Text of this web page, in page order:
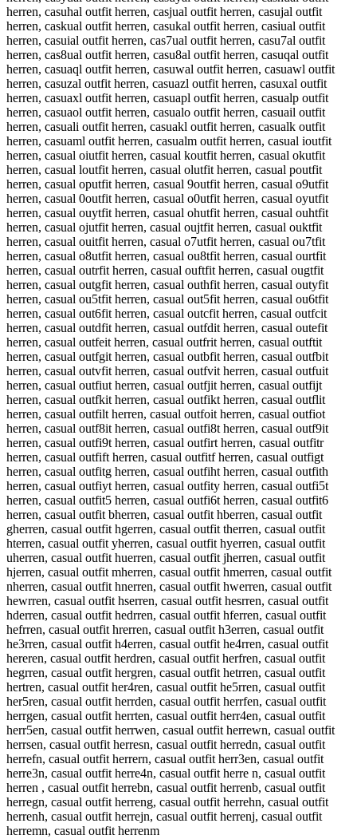
herren, casuhal outfit herren, casjual outfit herren, casujal outfit
herren, caskual outfit herren, casukal outfit herren, casiual outfit
herren, casuial outfit herren, cas7ual outfit herren, casu7al outfit
herren, cas8ual outfit herren, casu8al outfit herren, casuqal outfit
herren, casuaql outfit herren, casuwal outfit herren, casuawl outfit
herren, casuzal outfit herren, casuazl outfit herren, casuxal outfit
herren, casuaxl outfit herren, casuapl outfit herren, casualp outfit
herren, casuaol outfit herren, casualo outfit herren, casuail outfit
herren, casuali outfit herren, casuakl outfit herren, casualk outfit
herren, casuaml outfit herren, casualm outfit herren, casual ioutfit
herren, casual oiutfit herren, casual koutfit herren, casual okutfit
herren, casual loutfit herren, casual olutfit herren, casual poutfit
herren, casual oputfit herren, casual 9outfit herren, casual o9utfit
herren, casual 0outfit herren, casual o0utfit herren, casual oyutfit
herren, casual ouytfit herren, casual ohutfit herren, casual ouhtfit
herren, casual ojutfit herren, casual oujtfit herren, casual ouktfit
herren, casual ouitfit herren, casual o7utfit herren, casual ou7tfit
herren, casual o8utfit herren, casual ou8tfit herren, casual ourtfit
herren, casual outrfit herren, casual ouftfit herren, casual ougtfit
herren, casual outgfit herren, casual outhfit herren, casual outyfit
herren, casual ou5tfit herren, casual out5fit herren, casual ou6tfit
herren, casual out6fit herren, casual outcfit herren, casual outfcit
herren, casual outdfit herren, casual outfdit herren, casual outefit
herren, casual outfeit herren, casual outfrit herren, casual outftit
herren, casual outfgit herren, casual outbfit herren, casual outfbit
herren, casual outvfit herren, casual outfvit herren, casual outfuit
herren, casual outfiut herren, casual outfjit herren, casual outfijt
herren, casual outfkit herren, casual outfikt herren, casual outflit
herren, casual outfilt herren, casual outfoit herren, casual outfiot
herren, casual outf8it herren, casual outfi8t herren, casual outf9it
herren, casual outfi9t herren, casual outfirt herren, casual outfitr
herren, casual outfift herren, casual outfitf herren, casual outfigt
herren, casual outfitg herren, casual outfiht herren, casual outfith
herren, casual outfiyt herren, casual outfity herren, casual outfi5t
herren, casual outfit5 herren, casual outfi6t herren, casual outfit6
herren, casual outfit bherren, casual outfit hberren, casual outfit
gherren, casual outfit hgerren, casual outfit therren, casual outfit
hterren, casual outfit yherren, casual outfit hyerren, casual outfit
uherren, casual outfit huerren, casual outfit jherren, casual outfit
hjerren, casual outfit mherren, casual outfit hmerren, casual outfit
nherren, casual outfit hnerren, casual outfit hwerren, casual outfit
hewrren, casual outfit hserren, casual outfit hesrren, casual outfit
hderren, casual outfit hedrren, casual outfit hferren, casual outfit
hefrren, casual outfit hrerren, casual outfit h3erren, casual outfit
he3rren, casual outfit h4erren, casual outfit he4rren, casual outfit
hereren, casual outfit herdren, casual outfit herfren, casual outfit
hegrren, casual outfit hergren, casual outfit hetrren, casual outfit
hertren, casual outfit her4ren, casual outfit he5rren, casual outfit
her5ren, casual outfit herrden, casual outfit herrfen, casual outfit
herrgen, casual outfit herrten, casual outfit herr4en, casual outfit
herr5en, casual outfit herrwen, casual outfit herrewn, casual outfit
herrsen, casual outfit herresn, casual outfit herredn, casual outfit
herrefn, casual outfit herrern, casual outfit herr3en, casual outfit
herre3n, casual outfit herre4n, casual outfit herre n, casual outfit
herren , casual outfit herrebn, casual outfit herrenb, casual outfit
herregn, casual outfit herreng, casual outfit herrehn, casual outfit
herrenh, casual outfit herrejn, casual outfit herrenj, casual outfit
herremn, casual outfit herrenm